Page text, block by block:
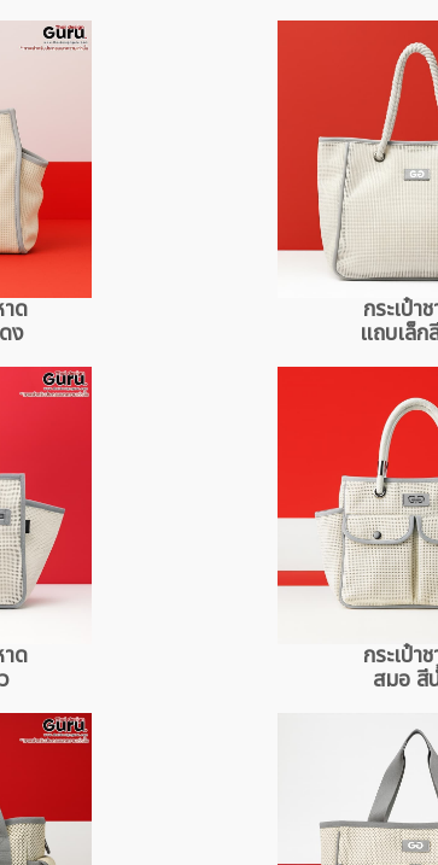
าด
ง
กระเป๋า
แถบเล็ก
าด กระเป๋า
สมอ สี